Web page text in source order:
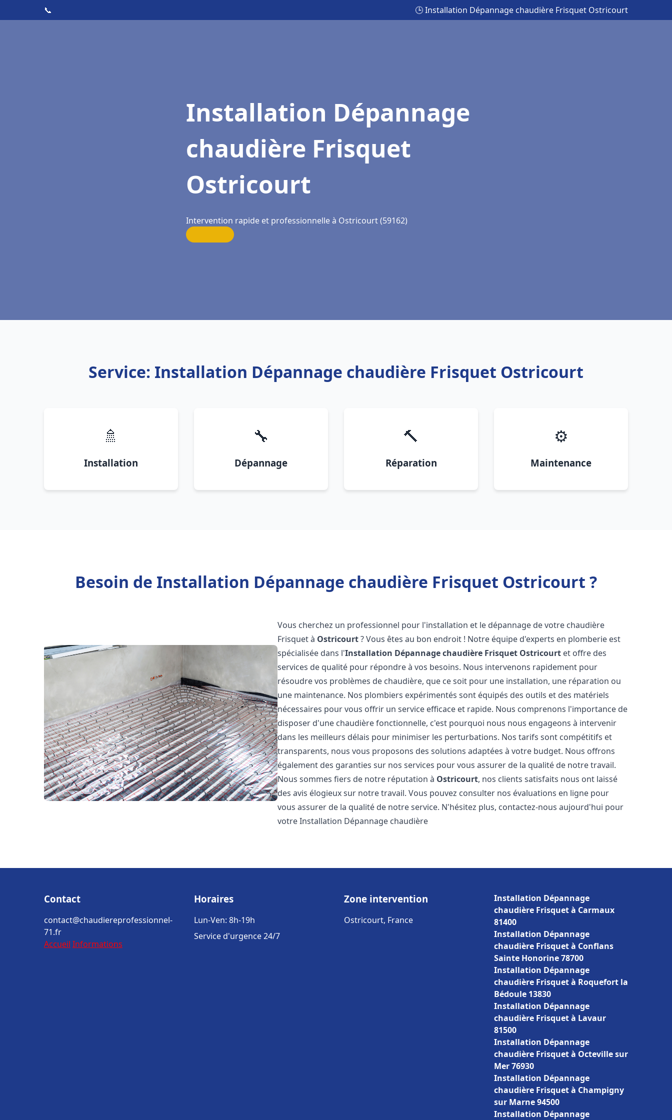
📞 🕒 Installation Dépannage chaudière Frisquet Ostricourt
Installation Dépannage
chaudière Frisquet
Ostricourt
Intervention rapide et professionnelle à Ostricourt (59162)
Service: Installation Dépannage chaudière Frisquet Ostricourt
🚿
Installation
🔧
Dépannage
🔨
Réparation
⚙️
Maintenance
Besoin de Installation Dépannage chaudière Frisquet Ostricourt ?
Vous cherchez un professionnel pour l'installation et le dépannage de votre chaudière
Frisquet à Ostricourt? Vous êtes au bon endroit ! Notre équipe d'experts en plomberie est
spécialisée dans l'Installation Dépannage chaudière Frisquet Ostricourt et offre des
services de qualité pour répondre à vos besoins. Nous intervenons rapidement pour
résoudre vos problèmes de chaudière, que ce soit pour une installation, une réparation ou
une maintenance. Nos plombiers expérimentés sont équipés des outils et des matériels
nécessaires pour vous offrir un service efficace et rapide. Nous comprenons l'importance de
disposer d'une chaudière fonctionnelle, c'est pourquoi nous nous engageons à intervenir
dans les meilleurs délais pour minimiser les perturbations. Nos tarifs sont compétitifs et
transparents, nous vous proposons des solutions adaptées à votre budget. Nous offrons
également des garanties sur nos services pour vous assurer de la qualité de notre travail.
Nous sommes fiers de notre réputation à Ostricourt, nos clients satisfaits nous ont laissé
des avis élogieux sur notre travail. Vous pouvez consulter nos évaluations en ligne pour
vous assurer de la qualité de notre service. N'hésitez plus, contactez-nous aujourd'hui pour
votre Installation Dépannage chaudière
Contact
contact@chaudiereprofessionnel-
71.fr
Accueil Informations
Horaires
Lun-Ven: 8h-19h
Service d'urgence 24/7
Zone intervention
Ostricourt, France
Installation Dépannage
chaudière Frisquet à Carmaux
81400
Installation Dépannage
chaudière Frisquet à Conflans
Sainte Honorine 78700
Installation Dépannage
chaudière Frisquet à Roquefort la
Bédoule 13830
Installation Dépannage
chaudière Frisquet à Lavaur
81500
Installation Dépannage
chaudière Frisquet à Octeville sur
Mer 76930
Installation Dépannage
chaudière Frisquet à Champigny
sur Marne 94500
Installation Dépannage